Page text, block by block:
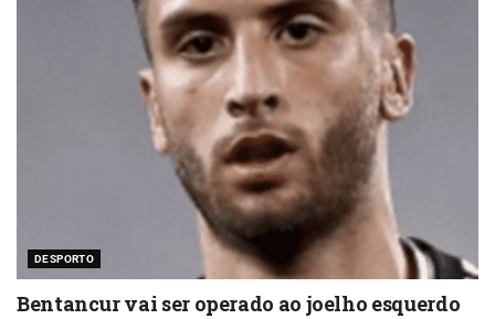
DESPORTO
Bentancur vai ser operado ao joelho esquerdo